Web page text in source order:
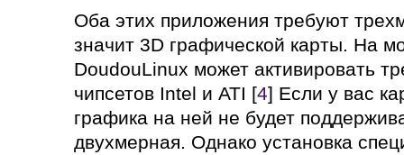
Оба этих приложения требуют
значит 3D графической карты. На
DoudouLinux может активировать
чипсетов Intel и ATI [4] Если у вас
графика на ней не будет
двухмерная. Однако установка